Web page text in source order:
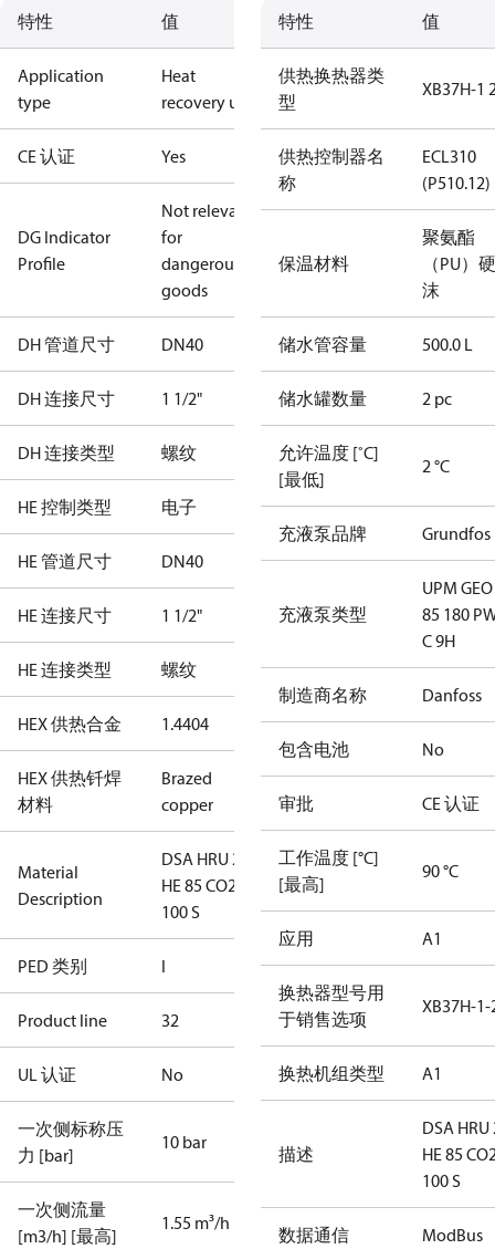
特性 值
Application
type
Heat
recovery unit
CE 认证 Yes
DG Indicator
Profile
Not relevant
for
dangerous
goods
DH 管道尺寸 DN40
DH 连接尺寸 1 1/2"
DH 连接类型 螺纹
HE 控制类型 电子
HE 管道尺寸 DN40
HE 连接尺寸 1 1/2"
HE 连接类型 螺纹
HEX 供热合金 1.4404
HEX 供热钎焊
材料
Brazed
copper
Material
Description
DSA HRU 2
HE 85 CO2
100 S
PED 类别 I
Product line 32
UL 认证 No
一次侧标称压
力 [bar]
10 bar
一次侧流量
[m3/h] [最高]
1.55 m³/h
特性 值
供热换热器类
型
XB37H-1
供热控制器名
称
ECL310
(P510.12)
保温材料
聚氨酯
（PU）
沫
储水管容量 500.0 L
储水罐数量 2 pc
允许温度 [˚C]
[最低]
2 °C
充液泵品牌 Grundfos
充液泵类型
UPM
85 180
C 9H
制造商名称 Danfoss
包含电池 No
审批 CE 认证
工作温度 [°C]
[最高]
90 °C
应用 A1
换热器型号用
于销售选项
XB37H-1-
换热机组类型 A1
描述
DSA HRU
HE 85
100 S
数据通信 ModBus